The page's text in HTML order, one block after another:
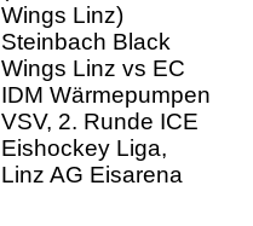
VSV, 2. Runde ICE
Eishockey Liga,
Linz AG Eisarena